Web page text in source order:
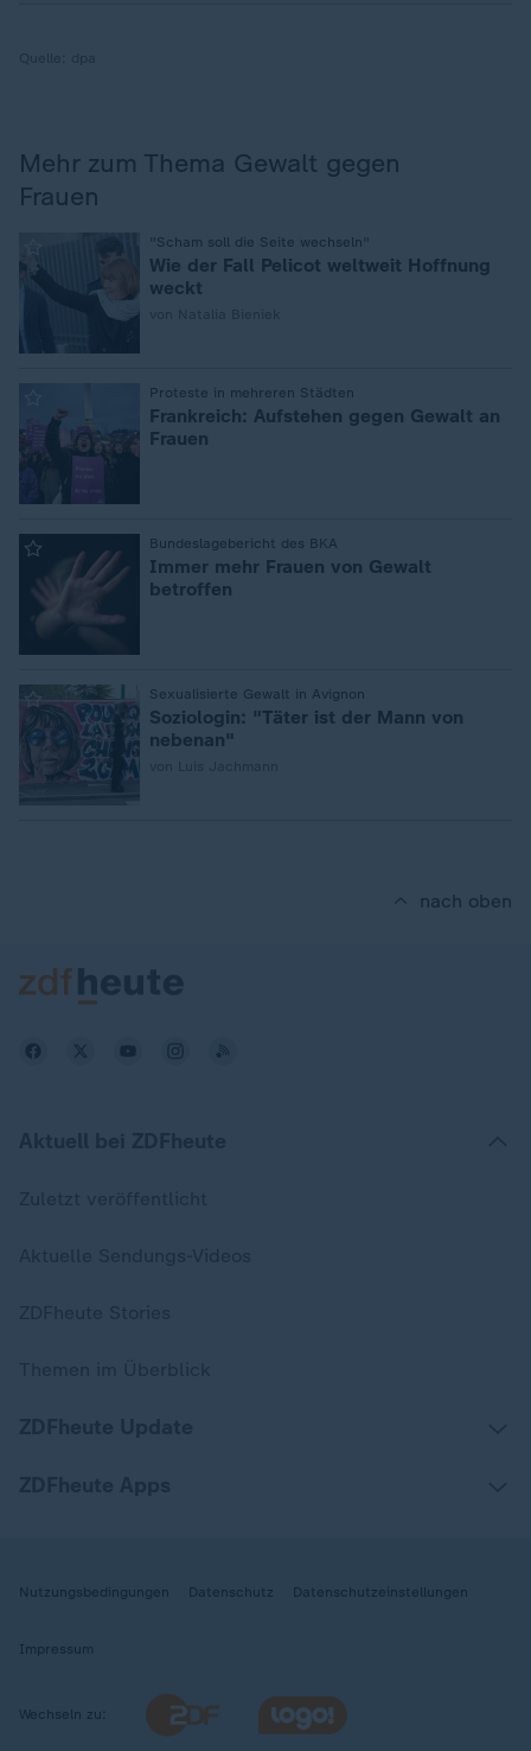
Mehr zum Thema Gewalt gegen
Frauen
"Scham soll die Seite wechseln"
Wie der Fall Pelicot weltweit Hoffnung
weckt
Proteste in mehreren Städten
Frankreich: Aufstehen gegen Gewalt an
Frauen
Bundeslagebericht des BKA
Immer mehr Frauen von Gewalt
betroffen
Sexualisierte Gewalt in Avignon
Soziologin: "Täter ist der Mann von
nebenan"
nach oben
Nutzungsbedingungen Datenschutz Datenschutzeinstellungen
Impressum
Wechseln zu: